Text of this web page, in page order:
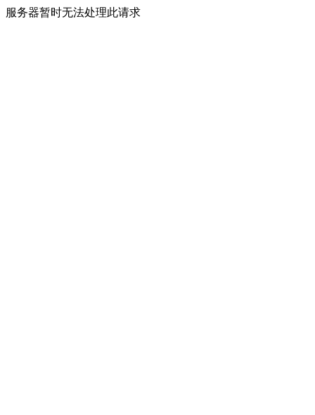
服务器暂时无法处理此请求